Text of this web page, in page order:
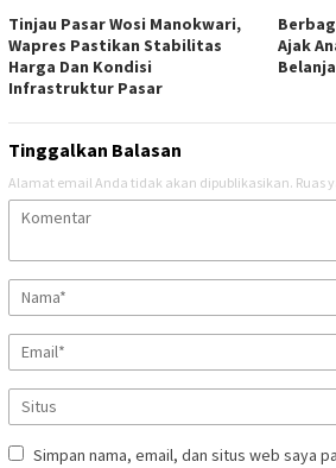
Tinjau Pasar Wosi Manokwari,
Wapres Pastikan Stabilitas
Harga Dan Kondisi
Infrastruktur Pasar
Ajak
Tinggalkan Balasan
Alamat email Anda tidak akan dipublikasikan. Ruas
Simpan nama, email, dan situs web saya